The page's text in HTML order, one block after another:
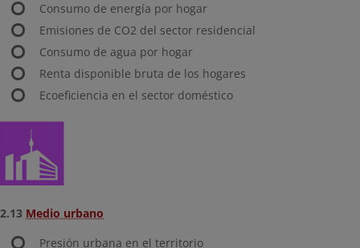
Consumo de energía por hogar
Emisiones de CO2 del sector residencial
Consumo de agua por hogar
Renta disponible bruta de los hogares
Ecoeficiencia en el sector doméstico
2.13 Medio urbano
Presión urbana en el territorio